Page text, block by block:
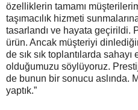
özelliklerin tamamı
taşımacılık hizmeti
tasarlandı ve hayata geçirildi.
ürün. Ancak müşteriyi
de sık sık toplantılarda
olduğumuzu söylüyoruz.
de bunun bir sonucu aslında.
yaptık.”